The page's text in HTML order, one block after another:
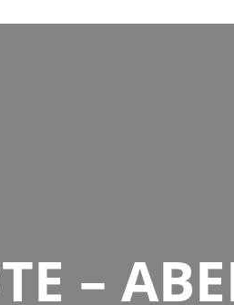
–